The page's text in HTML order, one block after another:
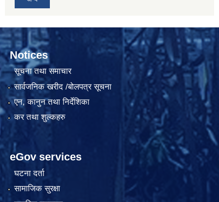
Notices
सूचना तथा समाचार
सार्वजनिक खरीद /बोलपत्र सूचना
एन, कानुन तथा निर्देशिका
कर तथा शुल्कहरु
eGov services
घटना दर्ता
सामाजिक सुरक्षा